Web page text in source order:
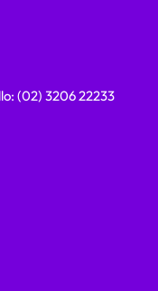
(02) 3206 22233